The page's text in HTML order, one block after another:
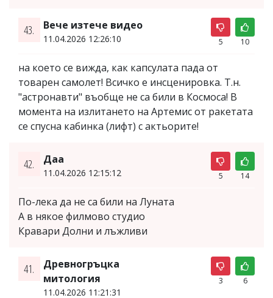
43. Вече изтече видео
11.04.2026 12:26:10 5 10
на което се вижда, как капсулата пада от
товарен самолет! Всичко е инсценировка. Т.н.
"астронавти" въобще не са били в Космоса! В
момента на излитането на Артемис от ракетата
се спусна кабинка (лифт) с актьорите!
42. Даа
11.04.2026 12:15:12 5 14
По-лека да не са били на Луната
А в някое филмово студио
Кравари Долни и лъжливи
41.
Древногръцка
митология
11.04.2026 11:21:31
3 6